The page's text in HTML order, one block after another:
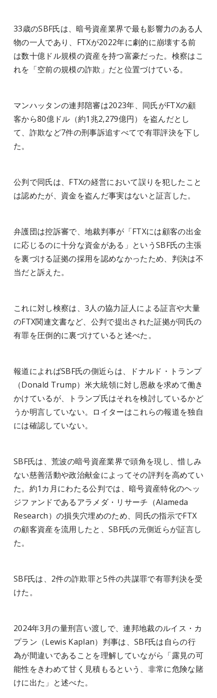
33歳のSBF氏は、暗号資産業界で最も影響力のある人
物の一人であり、FTXが2022年に劇的に崩壊する前
は数十億ドル規模の資産を持つ富豪だった。検察はこ
れを「空前の規模の詐欺」だと位置づけている。
マンハッタンの連邦陪審は2023年、同氏がFTXの顧
客から80億ドル（約1兆2,279億円）を盗んだとし
て、詐欺など7件の刑事訴追すべてで有罪評決を下し
た。
公判で同氏は、FTXの経営において誤りを犯したこと
は認めたが、資金を盗んだ事実はないと証言した。
弁護団は控訴審で、地裁判事が「FTXには顧客の出金
に応じるのに十分な資金がある」というSBF氏の主張
を裏づける証拠の採用を認めなかったため、判決は不
当だと訴えた。
これに対し検察は、3人の協力証人による証言や大量
のFTX関連文書など、公判で提出された証拠が同氏の
有罪を圧倒的に裏づけていると述べた。
報道によればSBF氏の側近らは、ドナルド・トランプ
（Donald Trump）米大統領に対し恩赦を求めて働き
かけているが、トランプ氏はそれを検討しているかど
うか明言していない。ロイターはこれらの報道を独自
には確認していない。
SBF氏は、荒波の暗号資産業界で頭角を現し、惜しみ
ない慈善活動や政治献金によってその評判を高めてい
た。約1カ月にわたる公判では、暗号資産特化のヘッ
ジファンドであるアラメダ・リサーチ（Alameda
Research）の損失穴埋めのため、同氏の指示でFTX
の顧客資産を流用したと、SBF氏の元側近らが証言し
た。
SBF氏は、2件の詐欺罪と5件の共謀罪で有罪判決を受
けた。
2024年3月の量刑言い渡しで、連邦地裁のルイス・カ
プラン（Lewis Kaplan）判事は、SBF氏は自らの行
為が間違いであることを理解していながら「露見の可
能性をきわめて甘く見積もるという、非常に危険な賭
けに出た」と述べた。